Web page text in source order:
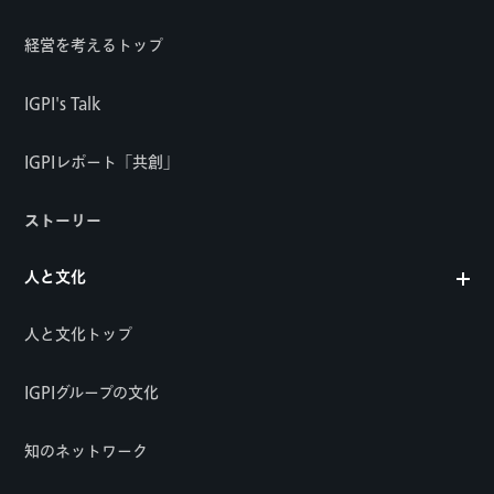
経営を考えるトップ
IGPI's Talk
IGPIレポート「共創」
ストーリー
人と文化
人と文化トップ
IGPIグループの文化
知のネットワーク